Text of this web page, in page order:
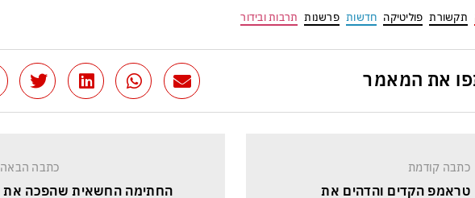
תקשורת פוליטיקה חדשות פרשנות תרבות ובידור
את המאמר
כתבה קודמת
טראמפ הקדים והדהים את
כתבה הבאה
החתימה החשאית שהפכה את